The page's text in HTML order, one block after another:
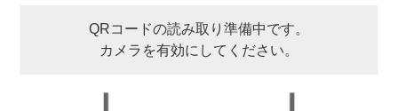
QRコードの読み取り準備中です。
カメラを有効にしてください。